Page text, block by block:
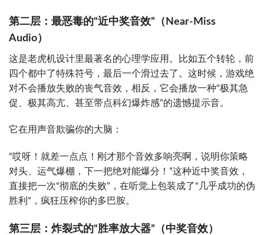
第二层：最恶毒的“近中奖音效”（Near-Miss
Audio）
这是老虎机设计里最著名的心理学应用。比如五个转轮，前
四个都中了特殊符号，最后一个滑过去了。这时候，游戏绝
对不会播放失败的丧气音效，相反，它会播放一种“极其急
促、极其高亢、甚至带点科幻爆炸感”的遗憾提示音。
它在用声音欺骗你的大脑：
“哎呀！就差一点点！刚才那个音效多响亮啊，说明你策略
对头、运气爆棚，下一把绝对能爆分！”这种近中奖音效，
直接把一次“彻底的失败”，在听觉上包装成了“几乎成功的伪
胜利”，疯狂压榨你的多巴胺。
第三层：炸裂式的“胜率放大器”（中奖音效）